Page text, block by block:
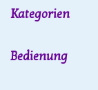
Kategorien
Bedienung